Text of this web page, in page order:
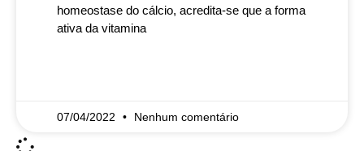
homeostase do cálcio, acredita-se que a forma
ativa da vitamina
07/04/2022 Nenhum comentário